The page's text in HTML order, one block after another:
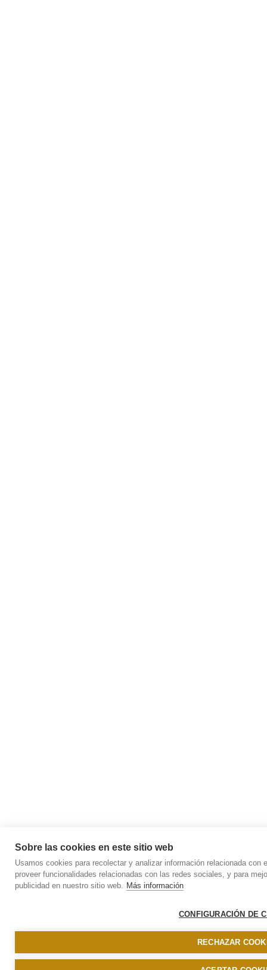
Sobre las cookies en este sitio web
Usamos cookies para recolectar y analizar información relacionada con
proveer funcionalidades relacionadas con las redes sociales, y para
publicidad en nuestro sitio web. Más información
CONFIGURACIÓN DE
RECHAZAR